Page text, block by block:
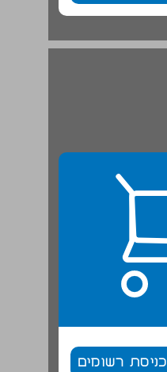
כניסת רשומים